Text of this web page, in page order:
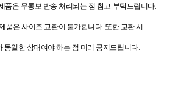
품은 무통보 반송 처리되는 점 참고 부탁드립니다.
품은 사이즈 교환이 불가합니다. 또한 교환 시
동일한 상태여야 하는 점 미리 공지드립니다.